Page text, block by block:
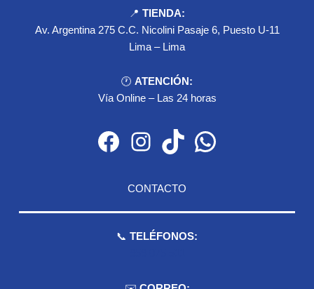
📍 TIENDA:
Av. Argentina 275 C.C. Nicolini Pasaje 6, Puesto U-11
Lima – Lima
🕐 ATENCIÓN:
Vía Online – Las 24 horas
Facebook Instagram TikTok WhatsApp
CONTACTO
📞 TELÉFONOS: